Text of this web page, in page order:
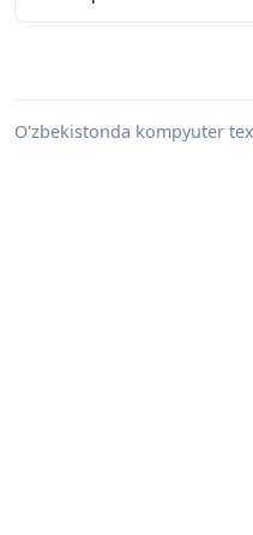
O'zbekistonda kompyuter